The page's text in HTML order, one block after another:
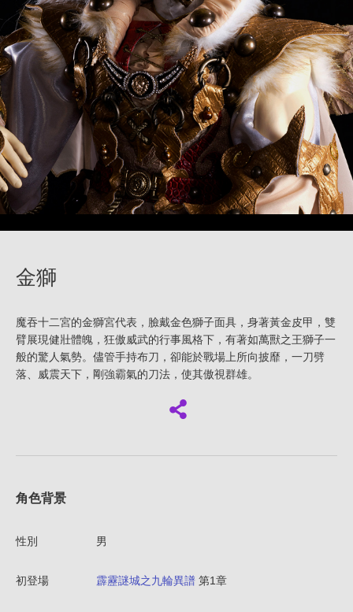
金獅
魔吞十二宮的金獅宮代表，臉戴金色獅子面具，身著黃金皮甲，雙
臂展現健壯體魄，狂傲威武的行事風格下，有著如萬獸之王獅子一
般的驚人氣勢。儘管手持布刀，卻能於戰場上所向披靡，一刀劈
落、威震天下，剛強霸氣的刀法，使其傲視群雄。
角色背景
性別 男
初登場 霹靂謎城之九輪異譜 第1章